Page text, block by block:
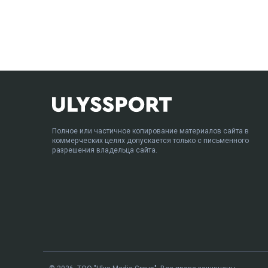
Полное или частичное копирование материалов сайта в
коммерческих целях допускается только с письменного
разрешения владельца сайта.